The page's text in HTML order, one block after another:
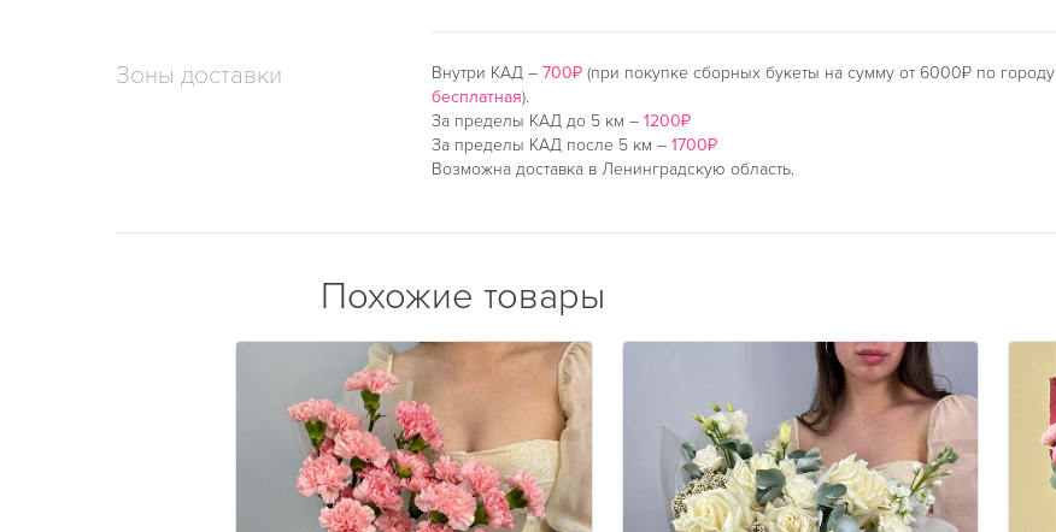
Зоны доставки Внутри КАД – 700₽ (при покупке сборных букеты на сумму от 6000₽ по городу
бесплатная).
За пределы КАД до 5 км – 1200₽
За пределы КАД после 5 км – 1700₽
Возможна доставка в Ленинградскую область.
Похожие товары